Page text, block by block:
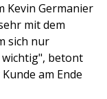
Kevin Germanier
mit dem
sich nur
betont
am Ende